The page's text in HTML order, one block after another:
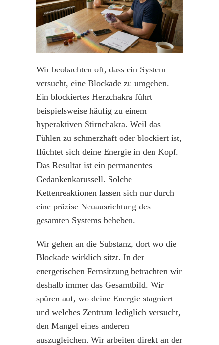
Wir beobachten oft, dass ein System
versucht, eine Blockade zu umgehen.
Ein blockiertes Herzchakra führt
beispielsweise häufig zu einem
hyperaktiven Stirnchakra. Weil das
Fühlen zu schmerzhaft oder blockiert ist,
flüchtet sich deine Energie in den Kopf.
Das Resultat ist ein permanentes
Gedankenkarussell. Solche
Kettenreaktionen lassen sich nur durch
eine präzise Neuausrichtung des
gesamten Systems beheben.
Wir gehen an die Substanz, dort wo die
Blockade wirklich sitzt. In der
energetischen Fernsitzung betrachten wir
deshalb immer das Gesamtbild. Wir
spüren auf, wo deine Energie stagniert
und welches Zentrum lediglich versucht,
den Mangel eines anderen
auszugleichen. Wir arbeiten direkt an der